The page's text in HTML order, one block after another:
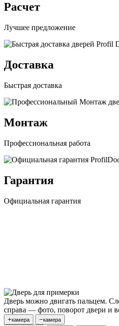
Расчет
Лучшее предложение
Доставка
Быстрая доставка
Монтаж
Профессиональная работа
Гарантия
Официальная гарантия
Дверь можно двигать пальцем.
справа — фото, поворот двери и
+камера −камера